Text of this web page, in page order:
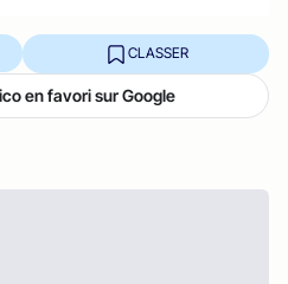
CLASSER
en favori sur Google